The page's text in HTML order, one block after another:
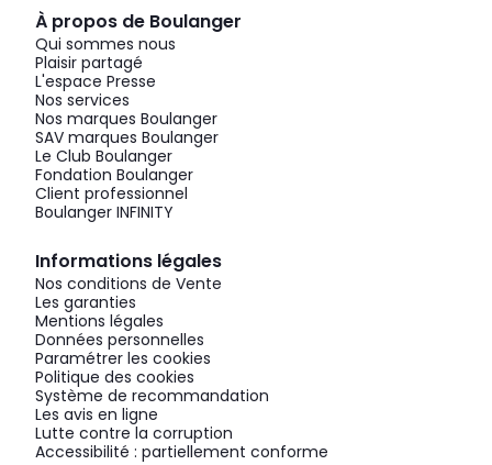
À propos de Boulanger
Qui sommes nous
Plaisir partagé
L'espace Presse
Nos services
Nos marques Boulanger
SAV marques Boulanger
Le Club Boulanger
Fondation Boulanger
Client professionnel
Boulanger INFINITY
Informations légales
Nos conditions de Vente
Les garanties
Mentions légales
Données personnelles
Paramétrer les cookies
Politique des cookies
Système de recommandation
Les avis en ligne
Lutte contre la corruption
Accessibilité : partiellement conforme